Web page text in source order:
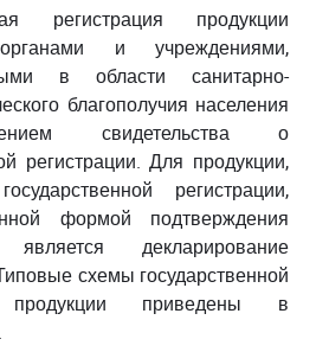
регистрация продукции
и учреждениями,
в области санитарно-
благополучия населения
свидетельства о
регистрации. Для продукции,
регистрации,
формой подтверждения
является декларирование
схемы государственной
продукции приведены в